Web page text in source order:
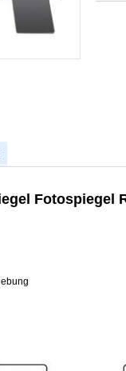
Fotospiegel